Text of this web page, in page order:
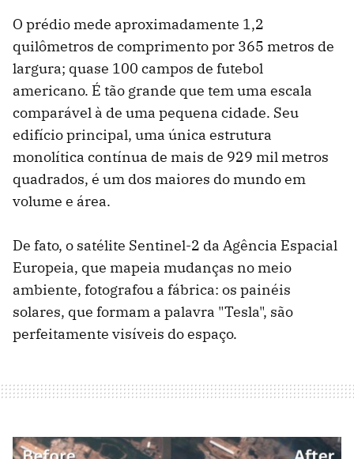
O prédio mede aproximadamente 1,2
quilômetros de comprimento por 365 metros de
largura; quase 100 campos de futebol
americano. É tão grande que tem uma escala
comparável à de uma pequena cidade. Seu
edifício principal, uma única estrutura
monolítica contínua de mais de 929 mil metros
quadrados, é um dos maiores do mundo em
volume e área.
De fato, o satélite Sentinel-2 da Agência Espacial
Europeia, que mapeia mudanças no meio
ambiente, fotografou a fábrica: os painéis
solares, que formam a palavra "Tesla", são
perfeitamente visíveis do espaço.